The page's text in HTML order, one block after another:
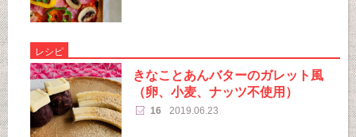
レシピ
きなことあんバターのガレット風
（卵、小麦、ナッツ不使用）
16 2019.06.23